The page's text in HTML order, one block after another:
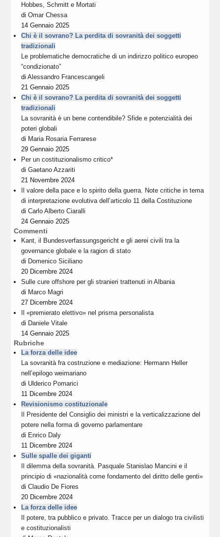
Hobbes, Schmitt e Mortati
diOmar Chessa
14 Gennaio 2025
Chi è il sovrano? La perdita di sovranità dei soggetti
tradizionali
Le problematiche democratiche di un indirizzo politico europeo
“condizionato”
diAlessandro Francescangeli
21 Gennaio 2025
Chi è il sovrano? La perdita di sovranità dei soggetti
tradizionali
La sovranità è un bene contendibile? Sfide e potenzialità dei
poteri globali
di Maria Rosaria Ferrarese
29 Gennaio 2025
Per un costituzionalismo critico*
diGaetano Azzariti
21 Novembre 2024
Il valore della pace e lo spirito della guerra. Note critiche in tema
di interpretazione evolutiva dell’articolo 11 della Costituzione
diCarlo Alberto Ciaralli
24 Gennaio 2025
Commenti
Kant, il Bundesverfassungsgericht e gli aerei civili tra la
governance globale e la ragion di stato
di Domenico Siciliano
20 Dicembre 2024
Sulle cure offshore per gli stranieri trattenuti in Albania
di Marco Magri
27 Dicembre 2024
Il «premierato elettivo» nel prisma personalista
di Daniele Vitale
14 Gennaio 2025
Rubriche
La forza delle idee
La sovranità fra costruzione e mediazione: Hermann Heller
nell’epilogo weimariano
di Ulderico Pomarici
11 Dicembre 2024
Revisionismo costituzionale
Il Presidente del Consiglio dei ministri e la verticalizzazione del
potere nella forma di governo parlamentare
di Enrico Daly
11 Dicembre 2024
Sulle spalle dei giganti
Il dilemma della sovranità. Pasquale Stanislao Mancini e il
principio di «nazionalità come fondamento del diritto delle genti»
diClaudio De Fiores
20 Dicembre 2024
La forza delle idee
Il potere, tra pubblico e privato. Tracce per un dialogo tra civilisti
e costituzionalisti